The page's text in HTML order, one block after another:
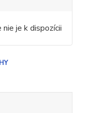
je k dispozícii